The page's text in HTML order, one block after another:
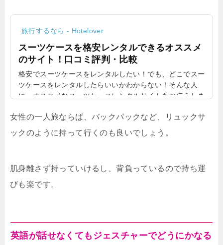
旅行するなら - Hotelover
スーツケースを格安レンタルできるオススメ
のサイト！口コミ評判・比較
格安でスーツケースをレンタルしたい！でも、どこでスー
ツケースをレンタルしたらいいかわからない！そんな人
に、オススメなスーツケースレンタルサイトをお伝えしま
参考にしてみてください！格安でスーツケースをレンタル
できる、おすすめのサイト！スーツケースを用意するなら
ば、買うより借りることです。買うとなるとお金がかかり
なってしまいます。スーツケース...
女性の一人旅ならば、バックパックなど、リュックサ
ックのように持って行くのも良いでしょう。
肌身離さず持っていけるし、背負っているので持ち運
びも楽です。
英語が話せなくてもジェスチャーでどうにかなる